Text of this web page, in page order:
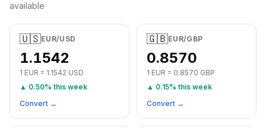
available
🇺🇸EUR/USD
1.1542
1 EUR = 1.1542 USD
▲ 0.50% this week
Convert →
🇬🇧EUR/GBP
0.8570
1 EUR = 0.8570 GBP
▲ 0.15% this week
Convert →